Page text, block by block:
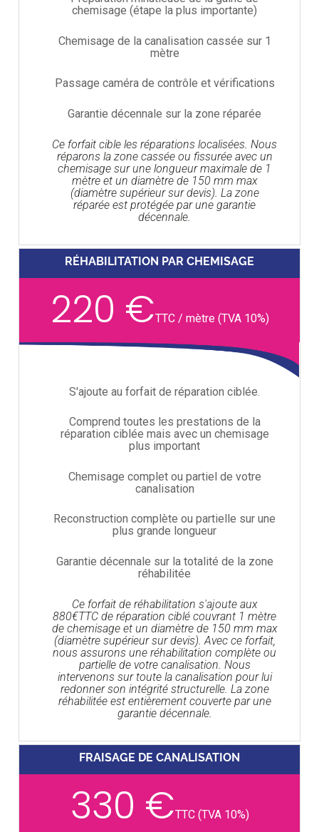
chemisage (étape la plus importante)
Chemisage de la canalisation cassée sur 1
mètre
Passage caméra de contrôle et vérifications
Garantie décennale sur la zone réparée
Ce forfait cible les réparations localisées. Nous
réparons la zone cassée ou fissurée avec un
chemisage sur une longueur maximale de 1
mètre et un diamètre de 150 mm max
(diamètre supérieur sur devis). La zone
réparée est protégée par une garantie
décennale.
RÉHABILITATION PAR CHEMISAGE
220 €TTC / mètre (TVA 10%)
S'ajoute au forfait de réparation ciblée.
Comprend toutes les prestations de la
réparation ciblée mais avec un chemisage
plus important
Chemisage complet ou partiel de votre
canalisation
Reconstruction complète ou partielle sur une
plus grande longueur
Garantie décennale sur la totalité de la zone
réhabilitée
Ce forfait de réhabilitation s'ajoute aux
880€TTC de réparation ciblé couvrant 1 mètre
de chemisage et un diamètre de 150 mm max
(diamètre supérieur sur devis). Avec ce forfait,
nous assurons une réhabilitation complète ou
partielle de votre canalisation. Nous
intervenons sur toute la canalisation pour lui
redonner son intégrité structurelle. La zone
réhabilitée est entièrement couverte par une
garantie décennale.
FRAISAGE DE CANALISATION
330 €TTC (TVA 10%)